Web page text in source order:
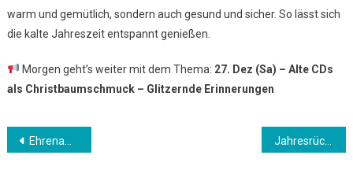
warm und gemütlich, sondern auch gesund und sicher. So lässt sich
die kalte Jahreszeit entspannt genießen.
Morgen geht’s weiter mit dem Thema: 27. Dez (Sa) – Alte CDs
als Christbaumschmuck – Glitzernde Erinnerungen
Beitrags-
Ehrenamt in der Weihnachtszeit – Mitmachen und Freude schenken Jahresrückblick im Haushalt – Was lief gut, was wird besser?